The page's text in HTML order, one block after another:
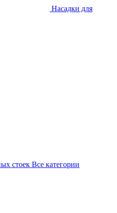
Насадки для
стоек Все категории